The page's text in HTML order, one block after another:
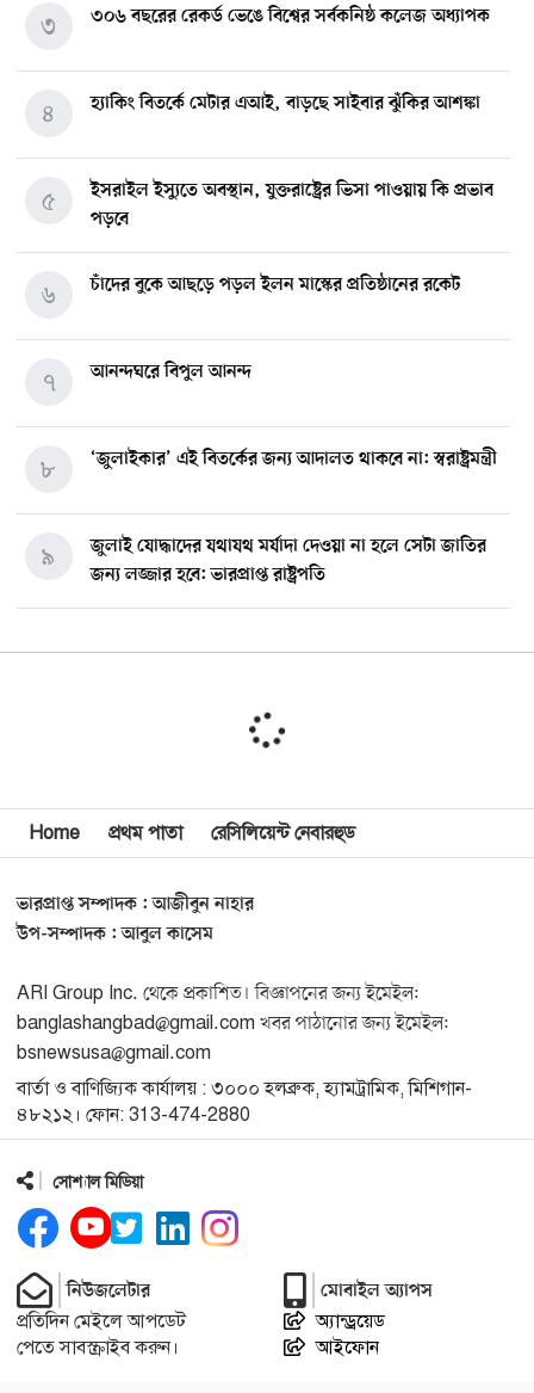
৩০৬ বছরের রেকর্ড ভেঙে বিশ্বের সর্বকনিষ্ঠ কলেজ অধ্যাপক
৩
হ্যাকিং বিতর্কে মেটার এআই, বাড়ছে সাইবার ঝুঁকির আশঙ্কা
৪
ইসরাইল ইস্যুতে অবস্থান, যুক্তরাষ্ট্রের ভিসা পাওয়ায় কি প্রভাব
পড়বে
৫
চাঁদের বুকে আছড়ে পড়ল ইলন মাস্কের প্রতিষ্ঠানের রকেট
৬
আনন্দঘরে বিপুল আনন্দ
৭
‘জুলাইকার’ এই বিতর্কের জন্য আদালত থাকবে না: স্বরাষ্ট্রমন্ত্রী
৮
জুলাই যোদ্ধাদের যথাযথ মর্যাদা দেওয়া না হলে সেটা জাতির
জন্য লজ্জার হবে: ভারপ্রাপ্ত রাষ্ট্রপতি
৯
১০
মিশিগানে দক্ষিণ সুরমা ওয়েলফেয়ার অ্যাসোসিয়েশনের
বিশ্বজুড়ে কূটনৈতিক পুনর্বিন্যাস, ৫ অঞ্চলে মিশন বন্ধ করছে
যুক্তরাষ্ট্র
১২
মিশিগানে ফ্রেন্ডস এন্ড ফ্যামিলির বনভোজনে প্রাণের উচ্ছ্বাস
১৩
মিশিগানে ডেমোক্র্যাটদের প্রাইমারিতে আল-সাইয়েদকে হারাতে
কেন এত মরিয়া ইসারায়েলি লবি এআইপ্যাক
১৪
মুনা দাওয়াহ কনফারেন্স ২০২৬ সম্পর্কে প্রেস ব্রিফিং
১৫
শেখ হাসিনার সঙ্গে সংবাদ সম্মেলনে থাকছেন সাকিব আল
হাসান
১৬
যুক্তরাষ্ট্রকে ছাড়ে বাধ্য করতে কোন কৌশলে ওয়াশিংটনের ওপর
চাপ বাড়াচ্ছে ইরান
১৭
Home প্রথম পাতা রেসিলিয়েন্ট নেবারহুড
ভারপ্রাপ্ত সম্পাদক : আজীবুন নাহার
উপ-সম্পাদক : আবুল কাসেম
ARI Group Inc. থেকে প্রকাশিত। বিজ্ঞাপনের জন্য ইমেইল:
banglashangbad@gmail.com খবর পাঠানোর জন্য ইমেইল:
bsnewsusa@gmail.com
বার্তা ও বাণিজ্যিক কার্যালয় : ৩০০০ হলব্রুক, হ্যামট্রামিক, মিশিগান-
৪৮২১২। ফোন: 313-474-2880
সোশ্যাল মিডিয়া
নিউজলেটার
প্রতিদিন মেইলে আপডেট
পেতে সাবস্ক্রাইব করুন।
মোবাইল অ্যাপস
অ্যান্ড্রয়েড
আইফোন